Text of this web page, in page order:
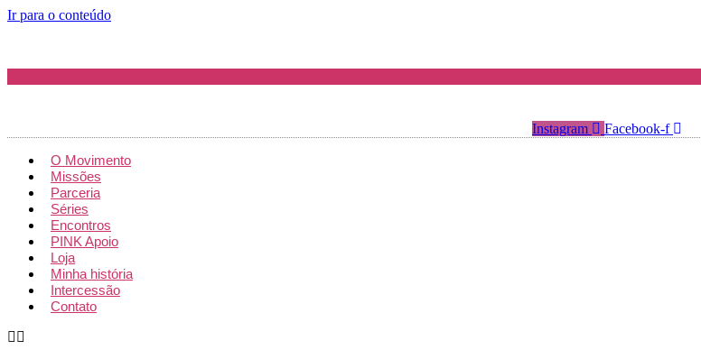
Ir para o conteúdo
Instagram Facebook-f
O Movimento
Missões
Parceria
Séries
Encontros
PINK Apoio
Loja
Minha história
Intercessão
Contato